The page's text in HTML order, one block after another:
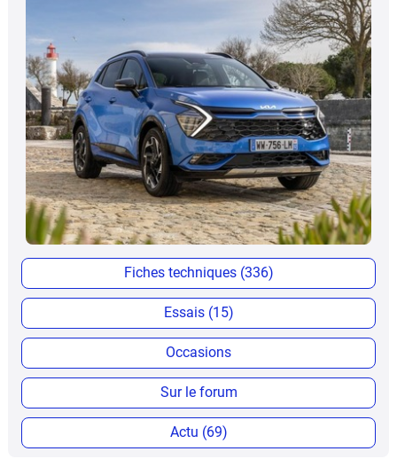
Fiches techniques (336)
Essais (15)
Occasions
Sur le forum
Actu (69)